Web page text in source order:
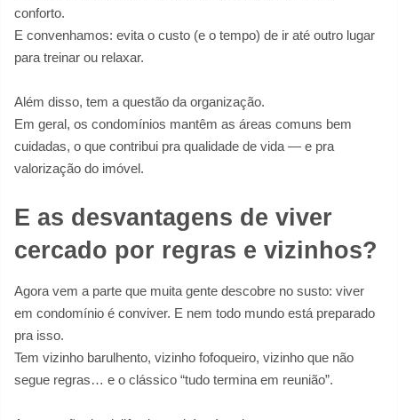
conforto.
E convenhamos: evita o custo (e o tempo) de ir até outro lugar
para treinar ou relaxar.
Além disso, tem a questão da organização.
Em geral, os condomínios mantêm as áreas comuns bem
cuidadas, o que contribui pra qualidade de vida — e pra
valorização do imóvel.
E as desvantagens de viver
cercado por regras e vizinhos?
Agora vem a parte que muita gente descobre no susto: viver
em condomínio é conviver. E nem todo mundo está preparado
pra isso.
Tem vizinho barulhento, vizinho fofoqueiro, vizinho que não
segue regras… e o clássico “tudo termina em reunião”.